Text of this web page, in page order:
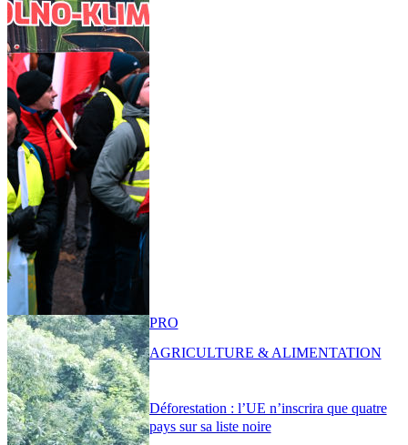
Déforestation : l’UE n’inscrira que quatre
pays sur sa liste noire
PRO
AGRICULTURE & ALIMENTATION